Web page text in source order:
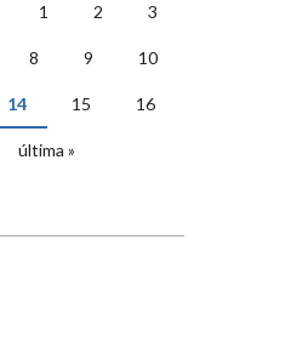
1 2 3
8 9 10
14 15 16
última »